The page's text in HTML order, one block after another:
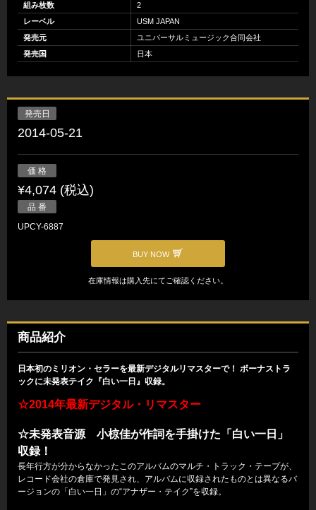
組み枚数
2
レーベル
USM JAPAN
発売元
ユニバーサルミュージック合同会社
発売国
日本
発売日
2014-05-21
価 格
¥4,074 (税込)
品 番
UPCY-6887
BUY NOW
在庫情報は購入先にてご確認ください。
商品紹介
日本初のミリオン・セラーを最新デジタルリマスターで！ ボーナストラ
ックに未発表テイク『白い一日』収録。
☆2014年最新デジタル・リマスター
☆未発表音源 小椋佳が作詞を手掛けた「白い一日」
収録！
長年行方が分からなかったこのアルバムのマルチ・トラック・テープが、
レコード会社の倉庫で発見され、アルバムに収録されたものとは異なるバ
ージョンの「白い一日」の“アナザー・テイク”を収録。